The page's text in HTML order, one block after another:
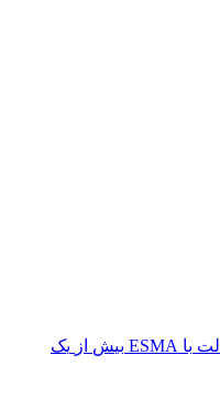
لت با ESMA بیش ز یک